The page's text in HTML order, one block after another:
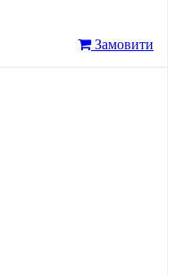
Замовити